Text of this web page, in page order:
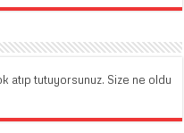
atıp tutuyorsunuz. Size ne oldu